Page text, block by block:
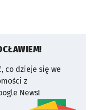
co dzieje się we
z
News!